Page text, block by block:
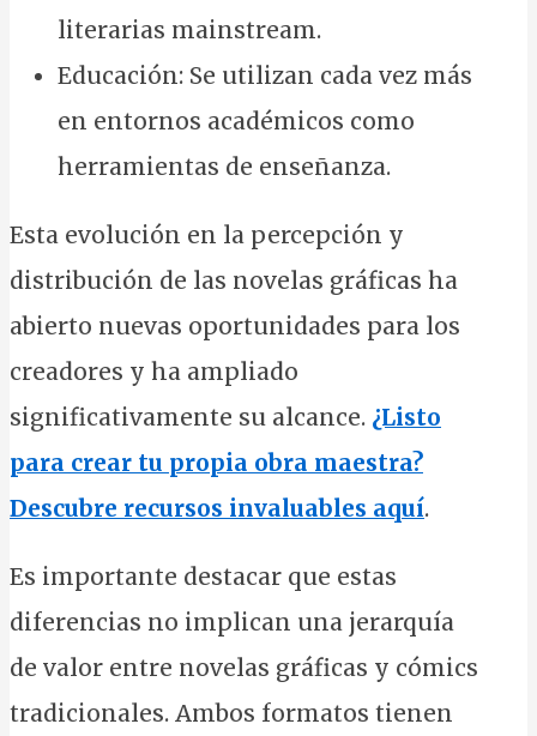
literarias mainstream.
Educación: Se utilizan cada vez más
en entornos académicos como
herramientas de enseñanza.
Esta evolución en la percepción y
distribución de las novelas gráficas ha
abierto nuevas oportunidades para los
creadores y ha ampliado
significativamente su alcance. ¿Listo
para crear tu propia obra maestra?
Descubre recursos invaluables aquí.
Es importante destacar que estas
diferencias no implican una jerarquía
de valor entre novelas gráficas y cómics
tradicionales. Ambos formatos tienen